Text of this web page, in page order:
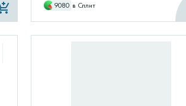
9080 в Сплит